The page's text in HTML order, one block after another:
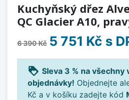
Kuchyňský dřez
QC Glacier A10,
6 390 Kč 5 751 Kč s
loyalty Sleva 3 % na všechny
objednávky! Objednejte
Kč a v košíku zadejte kód